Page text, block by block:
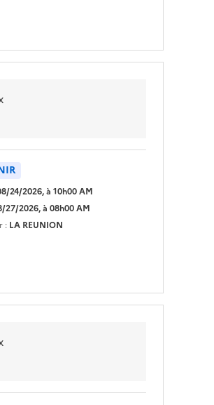
24/2026, à 10h00 AM
27/2026, à 08h00 AM
: LA REUNION